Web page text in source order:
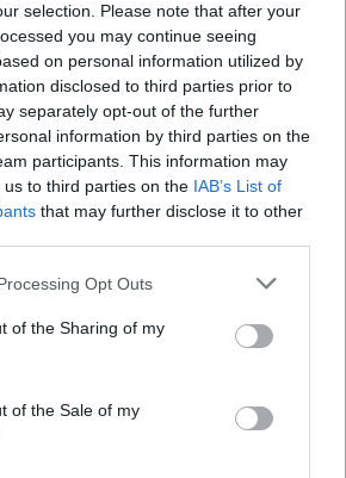
selection. Please note that after your
you may continue seeing
on personal information utilized by
disclosed to third parties prior to
separately opt-out of the further
information by third parties on the
participants. This information may
to third parties on the IAB’s List of
that may further disclose it to other
website/app uses one or more Google
or usage behaviour. You may click to
to Google and its third-party tags to
specified purposes in below Google
Opt Outs
of the Sharing of my
of the Sale of my
Paks II Paks II. Atomerőmű Zrt.
5. blokk új mérföldköve a
reaktorépületének alaplemez-
a felülvizsgálat arra keresi a választ,